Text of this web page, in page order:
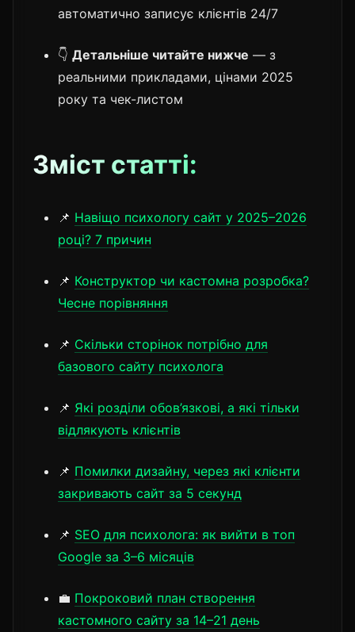
автоматично записує клієнтів 24/7
👇 Детальніше читайте нижче — з
реальними прикладами, цінами 2025
року та чек-листом
Зміст статті:
📌 Навіщо психологу сайт у 2025–2026
році? 7 причин
📌 Конструктор чи кастомна розробка?
Чесне порівняння
📌 Скільки сторінок потрібно для
базового сайту психолога
📌 Які розділи обов’язкові, а які тільки
відлякують клієнтів
📌 Помилки дизайну, через які клієнти
закривають сайт за 5 секунд
📌 SEO для психолога: як вийти в топ
Google за 3–6 місяців
💼 Покроковий план створення
кастомного сайту за 14–21 день